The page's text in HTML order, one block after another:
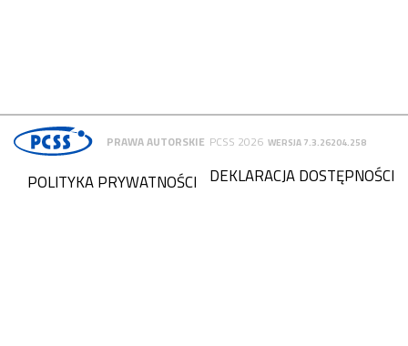
PRAWA AUTORSKIE PCSS 2026 WERSJA 7.3.26204.258
DEKLARACJA DOSTĘPNOŚCI
POLITYKA PRYWATNOŚCI